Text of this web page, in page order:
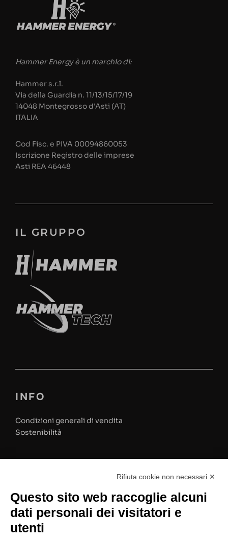
Hammer Energy è un marchio di:
Hammer s.r.l.
Via della Guardia n. 11/13/15/17/19
14048 Montegrosso d'Asti (AT)
ITALIA
Cod Fisc. e PIVA 00094860053
Iscrizione Registro delle imprese
Asti REA 46448
IL GRUPPO
INFO
Condizioni generali di vendita
Sostenibilità
Modifica preferenze cookies
Rifiuta cookie non necessari ✕
Questo sito web raccoglie alcuni
dati personali dei visitatori e
utenti